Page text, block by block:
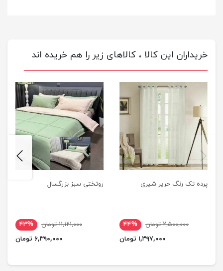
خریداران این کالا ، کالاهای زیر را هم خریده اند
پرده تک رنگ حریر شیری
۲,۵۰۰,۰۰۰ تومان
۴۴%
۱,۳۹۷,۰۰۰ تومان
روتختی سبز بزرگسال
۱۱,۱۲۱,۰۰۰ تومان
۴۳%
۶,۳۹۰,۰۰۰ تومان
previus